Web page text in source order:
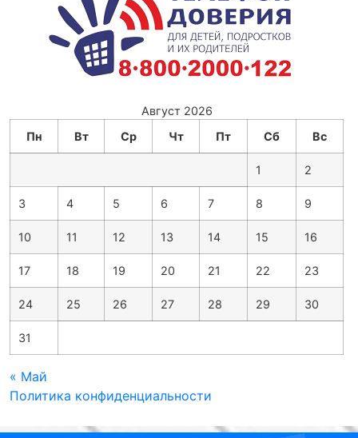
Август 2026
Пн
Вт Ср Чт Пт Сб Вс
1 2
3 4 5 6 7 8 9
10 11 12 13 14 15 16
17 18 19 20 21 22 23
24 25 26 27 28 29 30
31
« Май
Политика конфиденциальности